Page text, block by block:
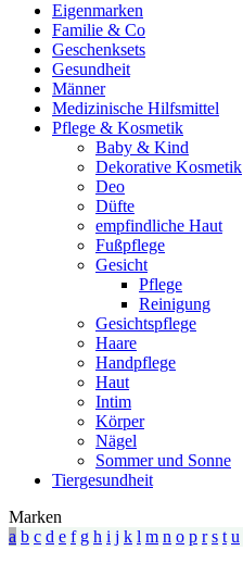
Eigenmarken
Familie & Co
Geschenksets
Gesundheit
Männer
Medizinische Hilfsmittel
Pflege & Kosmetik
Baby & Kind
Dekorative Kosmetik
Deo
Düfte
empfindliche Haut
Fußpflege
Gesicht
Pflege
Reinigung
Gesichtspflege
Haare
Handpflege
Haut
Intim
Körper
Nägel
Sommer und Sonne
Tiergesundheit
Marken
a b c d e f g h i j k l m n o p r s t u